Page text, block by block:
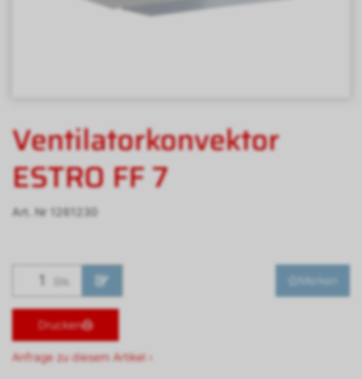
Ventilatorkonvektor
ESTRO FF 7
Art. Nr 1261230
Stk. Merken
Drucken
Anfrage zu diesem Artikel ›